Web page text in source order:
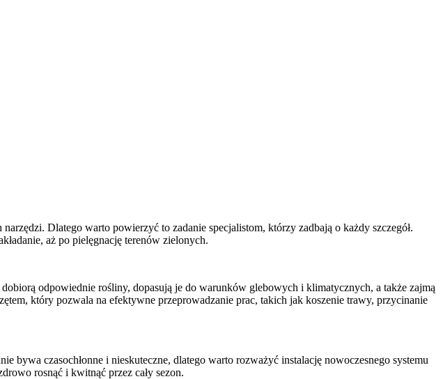
Dlatego warto powierzyć to zadanie specjalistom, którzy zadbają o każdy szczegół.
aż po pielęgnację terenów zielonych.
odpowiednie rośliny, dopasują je do warunków glebowych i klimatycznych, a także zajmą
który pozwala na efektywne przeprowadzanie prac, takich jak koszenie trawy, przycinanie
bywa czasochłonne i nieskuteczne, dlatego warto rozważyć instalację nowoczesnego systemu
rosnąć i kwitnąć przez cały sezon.